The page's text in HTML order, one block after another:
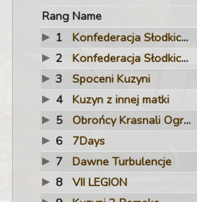
Rang Name
1
Konfederacja Słodkich Kuzynów
2
Konfederacja Słodkich Kuzynów.
3
Spoceni Kuzyni
4
Kuzyn z innej matki
5
Obrońcy Krasnali Ogrodowych
6
7Days
7
Dawne Turbulencje
8
VII LEGION